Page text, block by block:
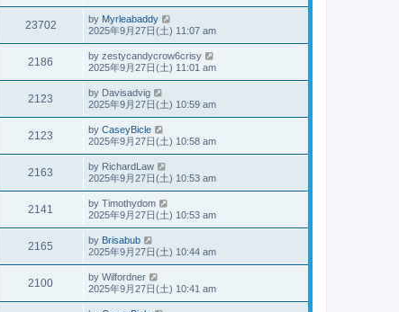
23702 by Myrleabaddy
2025年9月27日(土) 11:07 am
2186 by zestycandycrow6crisy
2025年9月27日(土) 11:01 am
2123 by Davisadvig
2025年9月27日(土) 10:59 am
2123 by CaseyBicle
2025年9月27日(土) 10:58 am
2163 by RichardLaw
2025年9月27日(土) 10:53 am
2141 by Timothydom
2025年9月27日(土) 10:53 am
2165 by Brisabub
2025年9月27日(土) 10:44 am
2100 by Wilfordner
2025年9月27日(土) 10:41 am